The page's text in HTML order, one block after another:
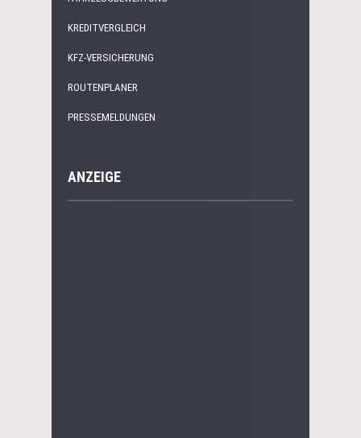
KREDITVERGLEICH
KFZ-VERSICHERUNG
ROUTENPLANER
PRESSEMELDUNGEN
ANZEIGE